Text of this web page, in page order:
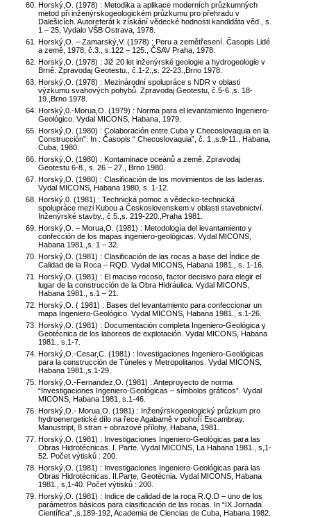
Horský,O. (1978) : Metodika a aplikace moderních průzkumných
metod při inženýrskogeologickém průzkumu pro přehradu v
Dalešicích. Autoreferát k získání vědecké hodnosti kandidáta věd., s.
1 – 25, Vydalo VŠB Ostrava, 1978.
Horský,O. – Zamarský,V. (1978) : Peru a zemětřesení. Časopis Lidé
a země, 1978, č.3., s.122 – 125., ČSAV Praha, 1978.
Horský,O. (1978) : Již 20 let inženýrské geologie a hydrogeologie v
Brně. Zpravodaj Geotestu., č.1-2.,s. 22-23.,Brno 1978.
Horský,O. (1978) : Mezinárodní spolupráce s NDR v oblasti
výzkumu svahových pohybů. Zpravodaj Geotestu, č.5-6.,s. 18-
19.,Brno 1978.
Horský,0.-Morua,O. (1979) : Norma para el levantamiento Ingeniero-
Geológico. Vydal MICONS, Habana, 1979.
Horský,O. (1980) : Colaboración entre Cuba y Checoslovaquia en la
Construcción”. In : Časopis “ Checoslovaquia”, č. 1.,s.9-11., Habana,
Cuba, 1980.
Horský,O. (1980) : Kontaminace oceánů a země. Zpravodaj
Geotestu 6-8., s. 26 – 27., Brno 1980.
Horský,O. (1980) : Clasificación de los movimientos de las laderas.
Vydal MICONS, Habana 1980, s. 1-12.
Horský,0. (1981) : Technická pomoc a vědecko-technická
spolupráce mezi Kubou a Československem v oblasti stavebnictví.
Inženýrské stavby., č.5.,s. 219-220.,Praha 1981.
Horský,O. – Morua,O. (1981) : Metodología del levantamiento y
confección de los mapas ingeniero-geológicas. Vydal MICONS,
Habana 1981.,s. 1 – 32.
Horský,O. (1981) : Clasificación de las rocas a base del Índice de
Calidad de la Roca – RQD. Vydal MICONS, Habana 1981., s. 1-16.
Horský,O. (1981) : El maciso rocoso, factor decisivo para elegir el
lugar de la construcción de la Obra Hidráulica. Vydal MICONS,
Habana 1981., s.1 – 21.
Horský,O. ( 1981) : Bases del levantamiento para confeccionar un
mapa Ingeniero-Geológico. Vydal MICONS, Habana 1981., s.1-26.
Horský,O. (1981) : Documentación completa Ingeniero-Geológica y
Geotécnica de los laboreos de explotación. Vydal MICONS, Habana
1981., s.1-7.
Horský,O.-Cesar,C. (1981) : Investigaciones Ingeniero-Geológicas
para la construcción de Túneles y Metropolitanos. Vydal MICONS,
Habana 1981.,s.1-29.
Horský,O.-Fernandez,O. (1981) : Anteproyecto de norma
“Investigaciones Ingeniero-Geológicas – símbolos gráficos”. Vydal
MICONS, Habana 1981, s.1-46.
Horský,O.- Morua,O. (1981) : Inženýrskogeologický průzkum pro
hydroenergetické dílo na řece Agabamě v pohoří Escambray.
Manustript, 8 stran + obrazové přílohy, Habana, 1981.
Horský,O. (1981) : Investigaciones Ingeniero-Geológicas para las
Obras Hidrotécnicas. I. Parte. Vydal MICONS, La Habana 1981., s,1-
52. Počet výtisků : 200.
Horský,O. (1981) : Investigaciones Ingeniero-Geológicas para las
Obras Hidrotécnicas. II.Parte, Geotécnia. Vydal MICONS, Habana
1981., s,1-40. Počet výtisků : 200.
Horský,O. (1981) : Indice de calidad de la roca R.Q.D – uno de los
parámetros básicos para clasificación de las rocas. In “IX.Jornada
Científica”.,s.189-192, Academia de Ciencias de Cuba, Habana 1982.